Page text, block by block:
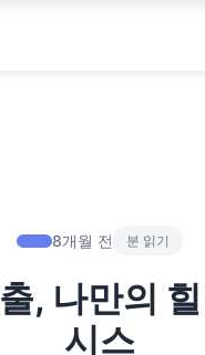
리셋 코스
처의 프리미엄 힐링 스팟
리하는 법 – 전국 온천
8개월 전 분 읽기
, 나만의
시스